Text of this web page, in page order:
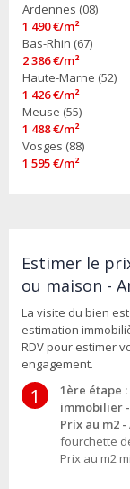
Ardennes (08)
1 490 €/m²
Bas-Rhin (67)
2 386 €/m²
Haute-Marne (52)
1 426 €/m²
Meuse (55)
1 488 €/m²
Vosges (88)
1 595 €/m²
Estimer le
ou maison -
La visite du bien
estimation
RDV pour estimer
engagement.
1
1ère étape
immobilier
Prix au m2
fourchette
Prix au m2